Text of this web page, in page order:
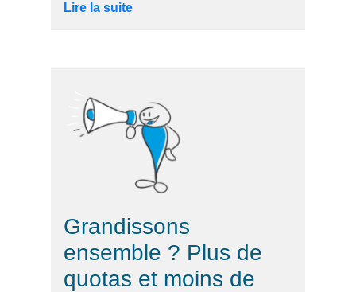
Lire la suite
Grandissons
ensemble ? Plus de
quotas et moins de